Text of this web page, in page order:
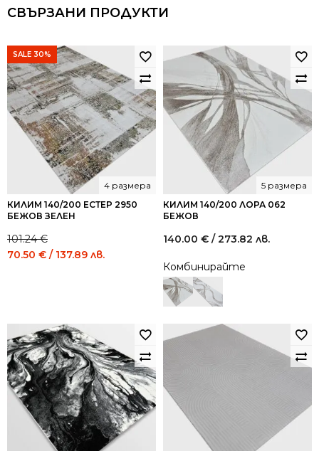
СВЪРЗАНИ ПРОДУКТИ
SALE 30%
КИЛИМ 140/200 ЕСТЕР 2950
БЕЖОВ ЗЕЛЕН
4 размера
101.24€
Original
198.01
лв..
70.50 € / 137.89 лв.
137.89
лв..
КИЛИМ 140/200 ЛОРА 062
БЕЖОВ
5 размера
140.00 € / 273.82 лв.
Комбинирайте